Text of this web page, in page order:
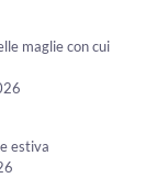
maglie con cui
estiva